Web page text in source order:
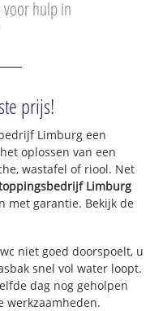
voor hulp in
prijs!
Limburg een
oplossen van een
wastafel of riool. Net
Limburg
met garantie. Bekijk de
niet goed doorspoelt, u
snel vol water loopt.
dag nog geholpen
werkzaamheden.